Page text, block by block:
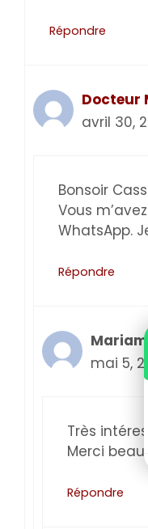
Répondre
Docteur
avril 30,
Bonsoir
Vous
WhatsApp.
Répondre
mai 5,
Très
Merci
Répondre